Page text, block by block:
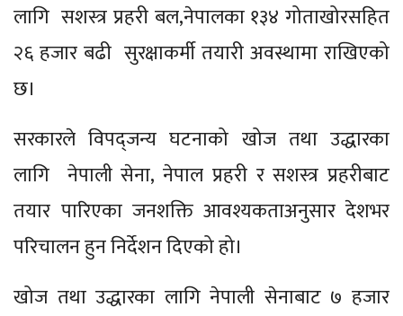
लागि सशस्त्र प्रहरी बल,नेपालका १३४ गोताखोरसहित
२६ हजार बढी सुरक्षाकर्मी तयारी अवस्थामा राखिएको
छ।
सरकारले विपद्जन्य घटनाको खोज तथा उद्धारका
लागि नेपाली सेना, नेपाल प्रहरी र सशस्त्र प्रहरीबाट
तयार पारिएका जनशक्ति आवश्यकताअनुसार देशभर
परिचालन हुन निर्देशन दिएको हो।
खोज तथा उद्धारका लागि नेपाली सेनाबाट ७ हजार